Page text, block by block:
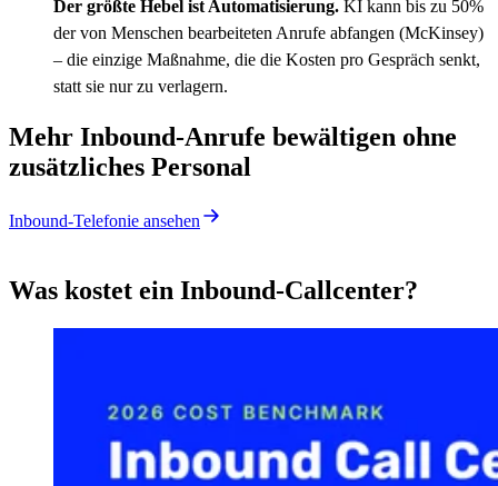
Der größte Hebel ist Automatisierung. KI kann bis zu 50%
der von Menschen bearbeiteten Anrufe abfangen (McKinsey)
– die einzige Maßnahme, die die Kosten pro Gespräch senkt,
statt sie nur zu verlagern.
Mehr Inbound-Anrufe bewältigen ohne
zusätzliches Personal
Inbound-Telefonie ansehen
Was kostet ein Inbound-Callcenter?